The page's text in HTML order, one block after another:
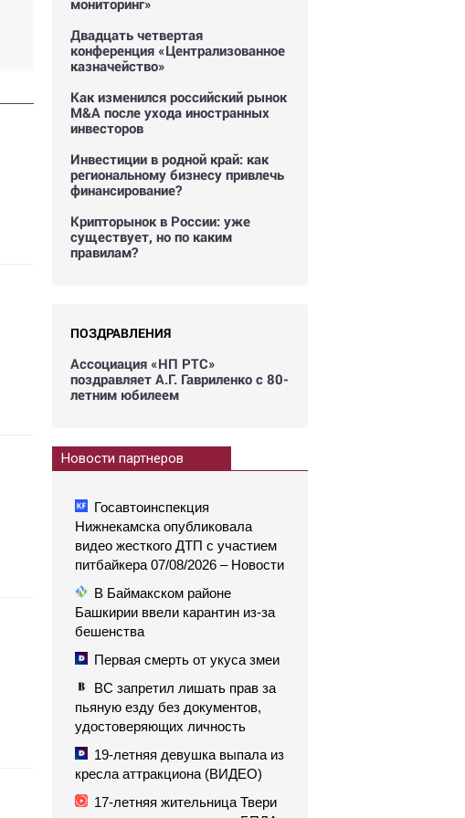
мониторинг»
Двадцать четвертая
конференция «Централизованное
казначейство»
Как изменился российский рынок
M&A после ухода иностранных
инвесторов
Инвестиции в родной край: как
региональному бизнесу привлечь
финансирование?
Крипторынок в России: уже
существует, но по каким
правилам?
ПОЗДРАВЛЕНИЯ
Ассоциация «НП РТС»
поздравляет А.Г. Гавриленко с 80-
летним юбилеем
Новости партнеров
Госавтоинспекция
Нижнекамска опубликовала
видео жесткого ДТП с участием
питбайкера 07/08/2026 – Новости
В Баймакском районе
Башкирии ввели карантин из-за
бешенства
Первая смерть от укуса змеи
ВС запретил лишать прав за
пьяную езду без документов,
удостоверяющих личность
19-летняя девушка выпала из
кресла аттракциона (ВИДЕО)
17-летняя жительница Твери